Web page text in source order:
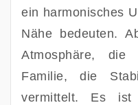
ein harmonisches
Nähe bedeuten.
Atmosphäre, die
Familie, die
vermittelt. Es ist